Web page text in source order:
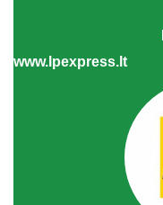
www.lpexpress.lt